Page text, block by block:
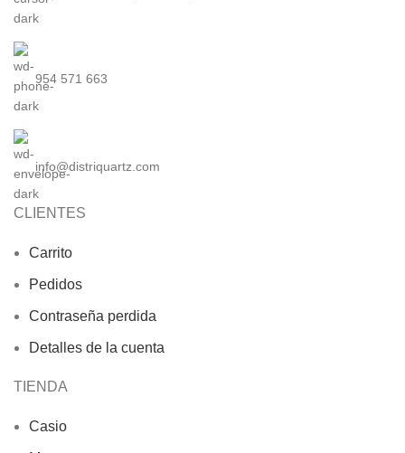
954 571 663
info@distriquartz.com
CLIENTES
Carrito
Pedidos
Contraseña perdida
Detalles de la cuenta
TIENDA
Casio